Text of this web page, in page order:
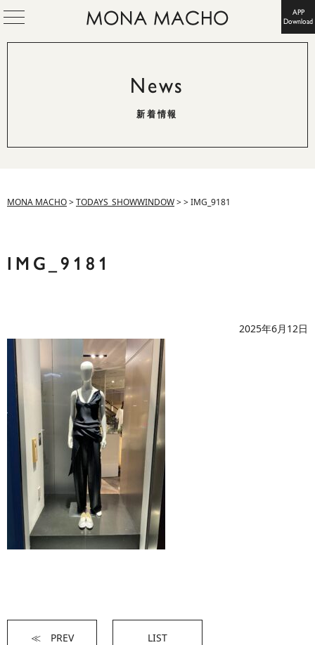
APP
Download
News
新着情報
MONA MACHO>TODAYS_SHOWWINDOW>>IMG_9181
IMG_9181
2025年6月12日
≪ PREV LIST